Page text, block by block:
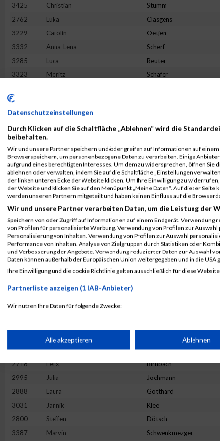
3425
Christian Stumm
2762
Luka Cläsgens
3229
Carolin Oetjen
3332
Anna-Lena Scherf
3285
Luca Reuter
3323
Moritz Schäfer
2850
3513
Petra
3256
Louis Pohle
3465
Maurice Voss
3392
Sonja Siebenborn
3270
Marike Reger
3149
Mario Martini
2656
Mischka Anastasini
3328
Fabian Scheel
2879
Eva Gleis
2897
Lara Grinzoff
2934
Claudius Helf
2676
Ellen
Sascha
3111
Kai Leibisch
2718
Felix Birnbach
2995
Julia Jochmann
2888
Laura Gotthard
3031
Jannik Klee
2800
Steffen Dötsch
3387
Marvin Schwenkmezger
Datenschutzeinstellungen
Durch Klicken auf die Schaltfläche „Ablehnen“ wird die
beibehalten.
Wir und unsere Partner speichern und/oder greifen auf Informationen auf einem
Browserspeichern, um personenbezogene Daten zu verarbeiten. Einige
aufgrund eines berechtigten Interesses. Um dem zu widersprechen, öffnen Sie
ablehnen oder verwalten, indem Sie auf die Schaltfläche „Einstellungen
der linken unteren Ecke der Website klicken. Um Ihre Einwilligung zu
der Website und klicken Sie auf den Menüpunkt „Meine Daten“. Auf dieser
werden unseren Partnern mitgeteilt und haben keinen Einfluss auf die
Wir und unsere Partner verarbeiten Daten, um die Leistung der
Speichern von oder Zugriff auf Informationen auf einem Endgerät. Verwendung
von Profilen für personalisierte Werbung. Verwendung von Profilen zur
Personalisierung von Inhalten. Verwendung von Profilen zur Auswahl
Performance von Inhalten. Analyse von Zielgruppen durch Statistiken oder
und Verbesserung der Angebote. Verwendung reduzierter Daten zur Auswahl
Daten können außerhalb der Europäischen Union weitergegeben und in die USA
Ihre Einwilligung und die cookie Richtlinie gelten ausschließlich für diese
Partnerliste anzeigen (1 IAB-Anbieter)
Wir nutzen Ihre Daten für folgende Zwecke:
Speichern von oder Zugriff auf Informationen auf einem
Verwendung reduzierter Daten zur Auswahl von Werbeanzeigen
Verwendung von Profilen zur Auswahl personalisierter Werbung
Alle akzeptieren Ablehnen